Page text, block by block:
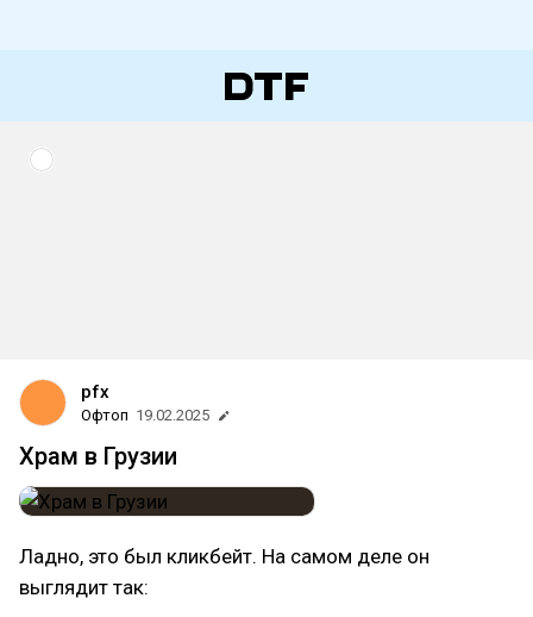
pfx
Офтоп 19.02.2025
Храм в Грузии
Ладно, это был кликбейт. На самом деле он
выглядит так: